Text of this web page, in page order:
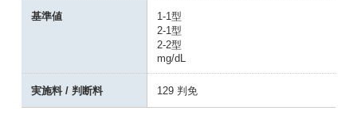
基準値
1-1型
2-1型
2-2型
mg/dL
実施料 / 判断料 129 判免